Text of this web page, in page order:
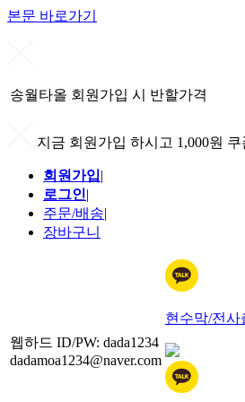
본문 바로가기
송월타올 회원가입 시 반할가격
지금 회원가입 하시고 1,000원
회원가입|
로그인|
주문/배송|
장바구니
웹하드 ID/PW: dada1234
dadamoa1234@naver.com
현수막/전사